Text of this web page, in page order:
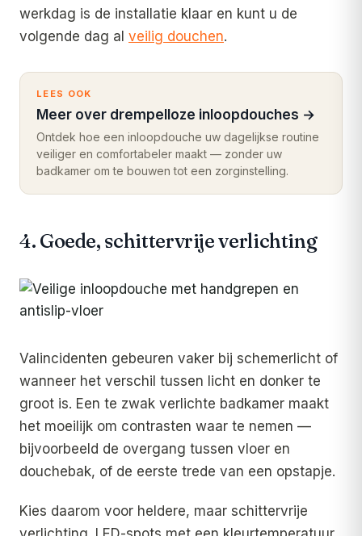
werkdag is de installatie klaar en kunt u de
volgende dag al veilig douchen.
LEES OOK
Meer over drempelloze inloopdouches →
Ontdek hoe een inloopdouche uw dagelijkse routine
veiliger en comfortabeler maakt — zonder uw
badkamer om te bouwen tot een zorginstelling.
4. Goede, schittervrije verlichting
Valincidenten gebeuren vaker bij schemerlicht of
wanneer het verschil tussen licht en donker te
groot is. Een te zwak verlichte badkamer maakt
het moeilijk om contrasten waar te nemen —
bijvoorbeeld de overgang tussen vloer en
douchebak, of de eerste trede van een opstapje.
Kies daarom voor heldere, maar schittervrije